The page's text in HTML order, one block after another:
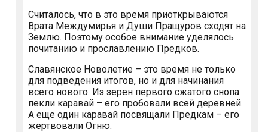
Считалось, что в это время приоткрываются
Врата Междумирья и Души Пращуров сходят на
Землю. Поэтому особое внимание уделялось
почитанию и прославлению Предков.
Славянское Новолетие – это время не только
для подведения итогов, но и для начинания
всего нового. Из зерен первого сжатого снопа
пекли каравай – его пробовали всей деревней.
А еще один каравай посвящали Предкам – его
жертвовали Огню.